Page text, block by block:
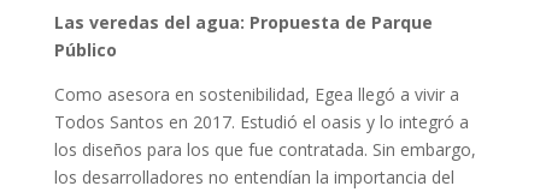
Las veredas del agua: Propuesta de Parque
Público
Como asesora en sostenibilidad, Egea llegó a vivir a
Todos Santos en 2017. Estudió el oasis y lo integró a
los diseños para los que fue contratada. Sin embargo,
los desarrolladores no entendían la importancia del